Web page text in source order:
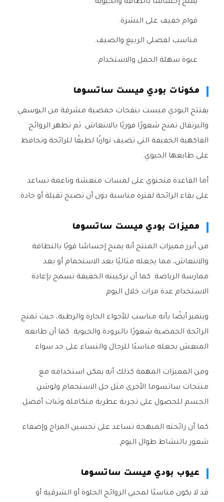
يمنح إحساسًا بالطاقة والحيوية.
قوام خفيف على البشرة.
مناسب لفصلي الربيع والصيف.
عبوة سهلة الحمل والاستخدام.
مكونات بودي ميست ساتسوما
يفتتح البودي ميست بنفحات حمضية مشرقة من اليوسفي
والبرتقال تمنح شعورًا فوريًا بالانتعاش. ثم تظهر الروائح
الفاكهية الخفيفة التي تضيف توازنًا لطيفًا للرائحة وتحافظ
على طابعها الحيوي.
أما القاعدة فتحتوي على لمسات منعشة وناعمة تساعد
على بقاء الرائحة لفترة مناسبة دون أن تصبح ثقيلة أو حادة.
مميزات بودي ميست ساتسوما
من أبرز مميزات المنتج أنه يمنح إحساسًا قويًا بالنظافة
والانتعاش، مما يجعله مثاليًا بعد الاستحمام أو بعد
ممارسة الرياضة. كما أن تركيبته الخفيفة تسمح بإعادة
الاستخدام عدة مرات خلال اليوم.
ويتميز أيضًا بأنه مناسب للأجواء الحارة والرطبة، حيث تمنح
الرائحة الحمضية شعورًا بالبرودة والحيوية. كما أن طابعه
المنعش يجعله مناسبًا للرجال والنساء على حد سواء.
ومن المميزات المهمة كذلك أنه يمكن استخدامه مع
منتجات ساتسوما الأخرى مثل جل الاستحمام ولوشن
الجسم للحصول على تجربة عطرية متكاملة وثبات أفضل.
كما أن رائحته المبهجة تساعد على تحسين المزاج وإضفاء
شعور بالنشاط طوال اليوم.
عيوب بودي ميست ساتسوما
قد لا يكون مناسبًا لمحبي الروائح الحلوة أو الشرقية أو